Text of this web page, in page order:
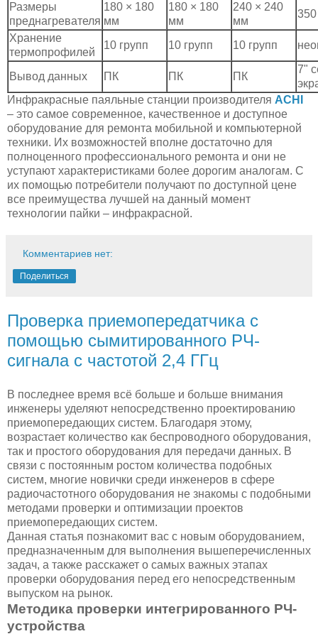
Размеры
преднагревателя
180 × 180
мм
180 × 180
мм
240 × 240
мм
Хранение
термопрофилей
10 групп 10 групп 10 групп
Вывод данных ПК ПК ПК
7"
Инфракрасные паяльные станции производителя ACHI
– это самое современное, качественное и доступное
оборудование для ремонта мобильной и компьютерной
техники. Их возможностей вполне достаточно для
полноценного профессионального ремонта и они не
уступают характеристиками более дорогим аналогам. С
их помощью потребители получают по доступной цене
все преимущества лучшей на данный момент
технологии пайки – инфракрасной.
Комментариев нет:
Поделиться
Проверка приемопередатчика с
помощью сымитированного РЧ-
сигнала с частотой 2,4 ГГц
В последнее время всё больше и больше внимания
инженеры уделяют непосредственно проектированию
приемопередающих систем. Благодаря этому,
возрастает количество как беспроводного оборудования,
так и простого оборудования для передачи данных. В
связи с постоянным ростом количества подобных
систем, многие новички среди инженеров в сфере
радиочастотного оборудования не знакомы с подобными
методами проверки и оптимизации проектов
приемопередающих систем.
Данная статья познакомит вас с новым оборудованием,
предназначенным для выполнения вышеперечисленных
задач, а также расскажет о самых важных этапах
проверки оборудования перед его непосредственным
выпуском на рынок.
Методика проверки интегрированного РЧ-
устройства